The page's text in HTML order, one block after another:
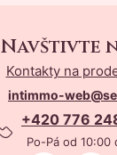
Navštivte
Kontakty na
intimmo-
+420 776
Po-Pá od 10:00